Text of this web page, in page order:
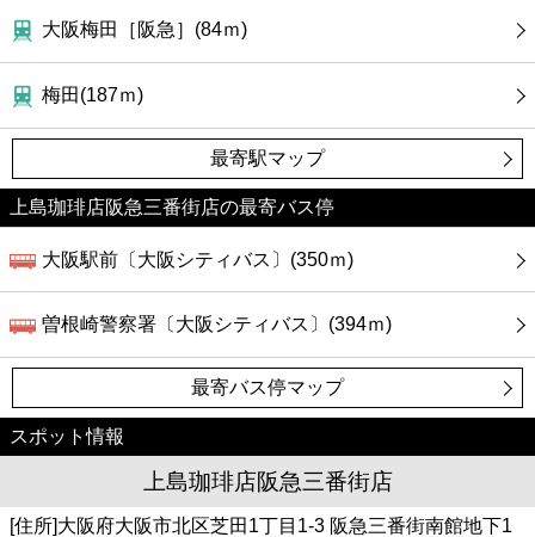
大阪梅田［阪急］(84ｍ)
梅田(187ｍ)
最寄駅マップ
上島珈琲店阪急三番街店の最寄バス停
大阪駅前〔大阪シティバス〕(350ｍ)
曽根崎警察署〔大阪シティバス〕(394ｍ)
最寄バス停マップ
スポット情報
上島珈琲店阪急三番街店
[住所]大阪府大阪市北区芝田1丁目1-3 阪急三番街南館地下1